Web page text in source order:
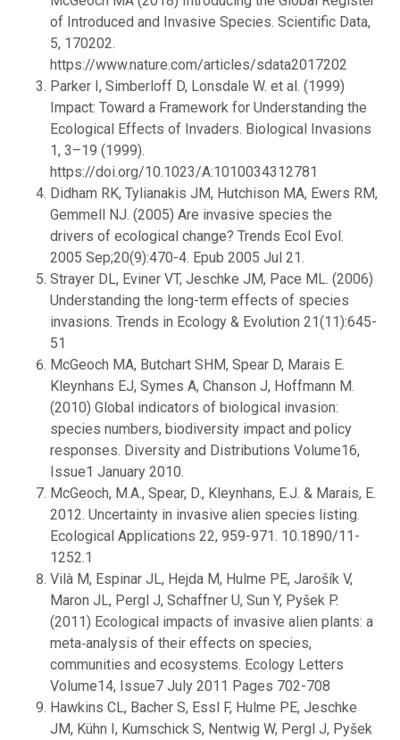
of Introduced and Invasive Species. Scientific Data,
5, 170202.
https://www.nature.com/articles/sdata2017202
Parker I, Simberloff D, Lonsdale W. et al. (1999)
Impact: Toward a Framework for Understanding the
Ecological Effects of Invaders. Biological Invasions
1, 3–19 (1999).
https://doi.org/10.1023/A:1010034312781
Didham RK, Tylianakis JM, Hutchison MA, Ewers RM,
Gemmell NJ. (2005) Are invasive species the
drivers of ecological change? Trends Ecol Evol.
2005 Sep;20(9):470-4. Epub 2005 Jul 21.
Strayer DL, Eviner VT, Jeschke JM, Pace ML. (2006)
Understanding the long-term effects of species
invasions. Trends in Ecology & Evolution 21(11):645-
51
McGeoch MA, Butchart SHM, Spear D, Marais E.
Kleynhans EJ, Symes A, Chanson J, Hoffmann M.
(2010) Global indicators of biological invasion:
species numbers, biodiversity impact and policy
responses. Diversity and Distributions Volume16,
Issue1 January 2010.
McGeoch, M.A., Spear, D., Kleynhans, E.J. & Marais, E.
2012. Uncertainty in invasive alien species listing.
Ecological Applications 22, 959-971. 10.1890/11-
1252.1
Vilà M, Espinar JL, Hejda M, Hulme PE, Jarošík V,
Maron JL, Pergl J, Schaffner U, Sun Y, Pyšek P.
(2011) Ecological impacts of invasive alien plants: a
meta‐analysis of their effects on species,
communities and ecosystems. Ecology Letters
Volume14, Issue7 July 2011 Pages 702-708
Hawkins CL, Bacher S, Essl F, Hulme PE, Jeschke
JM, Kühn I, Kumschick S, Nentwig W, Pergl J, Pyšek